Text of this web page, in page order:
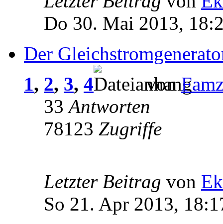
Do 30. Mai 2013,
Der
1, 2, 3, 4 von
33Antworten
78123 Zugriffe
Letzter Beitrag von
So 21. Apr 2013,